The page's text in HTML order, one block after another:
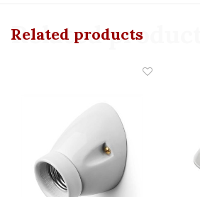
Related products
Related products